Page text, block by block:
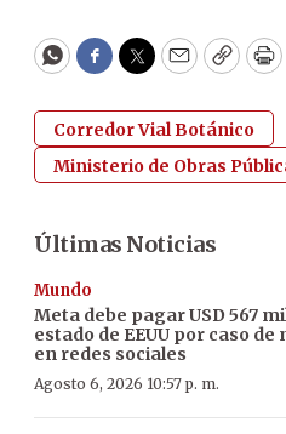
WhatsApp
Facebook
Twitter
EmailCopy
Corredor Vial Botánico
Ministerio de Obras
Últimas Noticias
Mundo
Meta debe pagar USD 567
estado de EEUU por caso de
en redes sociales
Agosto 6, 2026 10:57 p. m.